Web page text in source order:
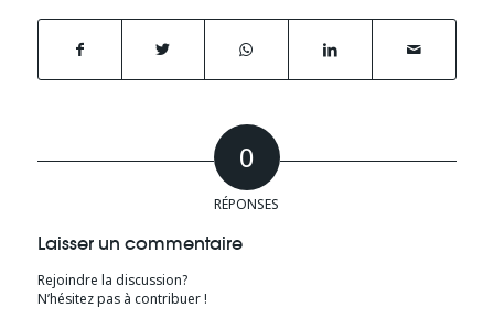
0
RÉPONSES
Laisser un commentaire
Rejoindre la discussion?
N’hésitez pas à contribuer !